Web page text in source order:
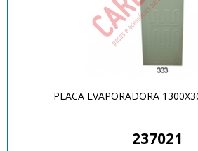
PLACA EVAPORADORA
237021